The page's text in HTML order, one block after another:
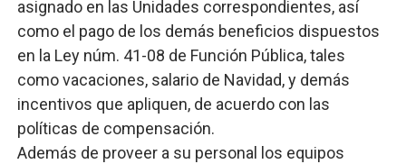
asignado en las Unidades correspondientes, así
como el pago de los demás beneficios dispuestos
en la Ley núm. 41-08 de Función Pública, tales
como vacaciones, salario de Navidad, y demás
incentivos que apliquen, de acuerdo con las
políticas de compensación.
Además de proveer a su personal los equipos